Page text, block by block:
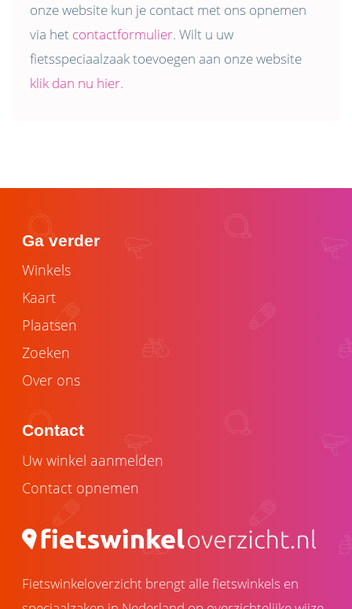
onze website kun je contact met ons opnemen
via het contactformulier. Wilt u uw
fietsspeciaalzaak toevoegen aan onze website
klik dan nu hier.
Ga verder
Winkels
Kaart
Plaatsen
Zoeken
Over ons
Contact
Uw winkel aanmelden
Contact opnemen
Fietswinkeloverzicht brengt alle fietswinkels en